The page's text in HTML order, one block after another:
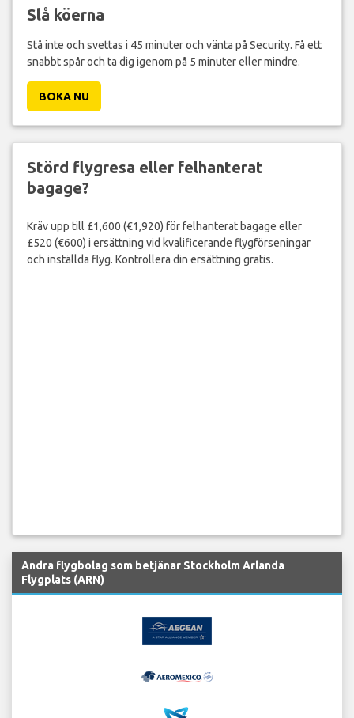
Slå köerna
Stå inte och svettas i 45 minuter och vänta på Security. Få ett
snabbt spår och ta dig igenom på 5 minuter eller mindre.
BOKA NU
Störd flygresa eller felhanterat
bagage?
Kräv upp till £1,600 (€1,920) för felhanterat bagage eller
£520 (€600) i ersättning vid kvalificerande flygförseningar
och inställda flyg. Kontrollera din ersättning gratis.
Andra flygbolag som betjänar Stockholm Arlanda
Flygplats (ARN)